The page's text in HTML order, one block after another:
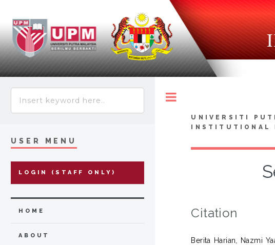
UNIVERSITI
INSTITUTIONAL
Citation
Berita Harian, Nazmi
USER MENU
LOGIN (STAFF ONLY)
HOME
ABOUT